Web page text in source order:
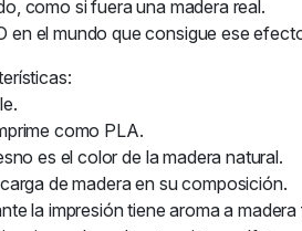
como si fuera una madera real.
en el mundo que consigue ese
como PLA.
es el color de la madera natural.
de madera en su composición.
la impresión tiene aroma a